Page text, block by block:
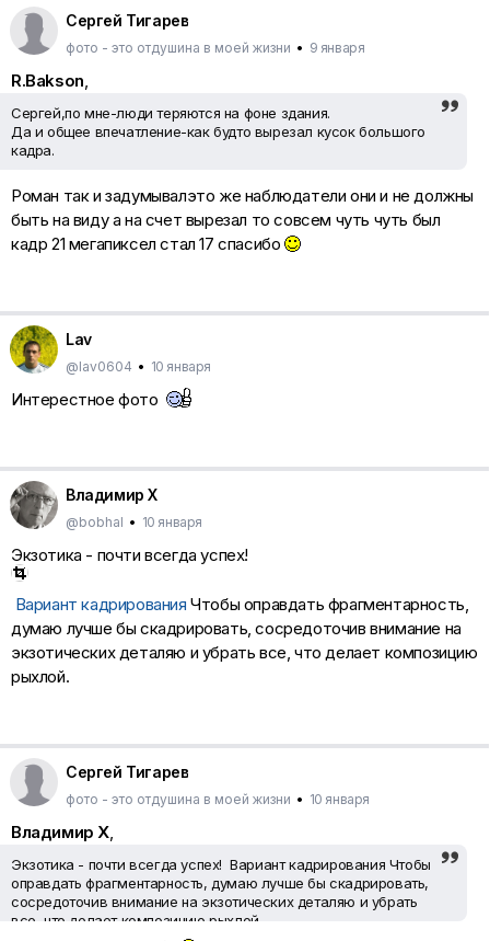
Сергей Тигарев
фото - это отдушина в моей жизни • 9 января
R.Bakson
Сергей,по мне-люди теряются на фоне здания.
Да и общее впечатление-как будто вырезал кусок большого
кадра.
Роман так и задумывалэто же наблюдатели они и не должны
быть на виду а на счет вырезал то совсем чуть чуть был
кадр 21 мегапиксел стал 17 спасибо
Lav
@lav0604 • 10 января
Интерестное фото
Владимир Х
@bobhal • 10 января
Экзотика - почти всегда успех!
Вариант кадрирования Чтобы оправдать фрагментарность,
думаю лучше бы скадрировать, сосредоточив внимание на
экзотических деталяю и убрать все, что делает композицию
рыхлой.
Сергей Тигарев
фото - это отдушина в моей жизни • 10 января
Владимир Х
Экзотика - почти всегда успех! Вариант кадрирования Чтобы
оправдать фрагментарность, думаю лучше бы скадрировать,
сосредоточив внимание на экзотических деталяю и убрать
все, что делает композицию рыхлой.